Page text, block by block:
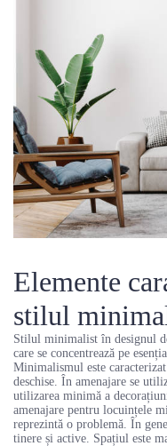
Elemente
stilul
Stilul minimalist în designul
care se concentrează pe
Minimalismul este
deschise. În amenajare se
utilizarea minimă a
amenajare pentru locuințele
reprezintă o problemă. În
tinere și active. Spațiul este